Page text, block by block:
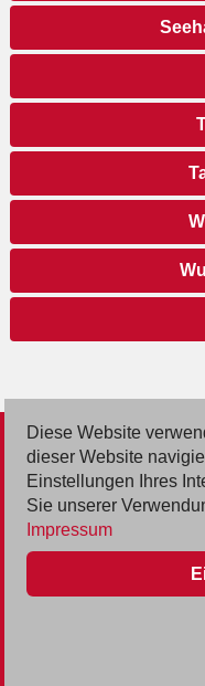
© 2026 Deutsche
Inserieren
Kontakt
AGB
Diese Website
dieser Website
Einstellungen Ihres
Sie unserer
Impressum